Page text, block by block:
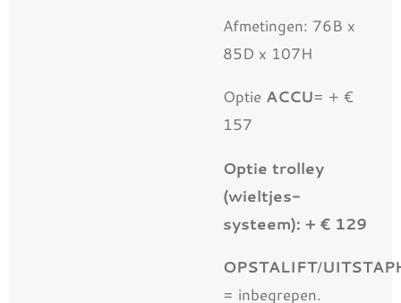
Afmetingen: 76B x
85D x 107H
Optie ACCU= + €
157
Optie trolley
(wieltjes-
systeem): + € 129
OPSTALIFT/
= inbegrepen.